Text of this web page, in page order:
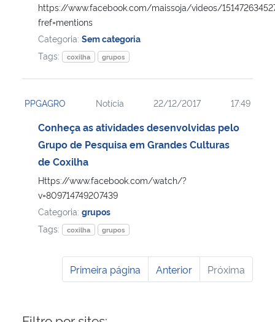
https://www.facebook.com/maissoja/videos/
fref=mentions
Categoria: Sem categoria
Tags:
coxilha grupos
PPGAGRO Notícia 22/12/2017 17:49
Conheça as atividades desenvolvidas pelo
Grupo de Pesquisa em Grandes Culturas
de Coxilha
Https://www.facebook.com/watch/?
v=809714749207439
Categoria: grupos
Tags:
coxilha grupos
Primeira página Anterior Próxima